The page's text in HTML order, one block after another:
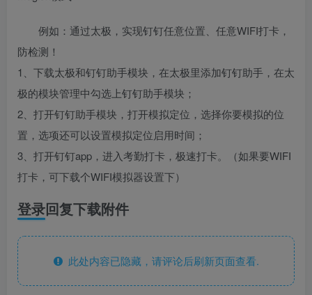
例如：通过太极，实现钉钉任意位置、任意WIFI打卡，
防检测！
1、下载太极和钉钉助手模块，在太极里添加钉钉助手，在太
极的模块管理中勾选上钉钉助手模块；
2、打开钉钉助手模块，打开模拟定位，选择你要模拟的位
置，选项还可以设置模拟定位启用时间；
3、打开钉钉app，进入考勤打卡，极速打卡。（如果要WIFI
打卡，可下载个WIFI模拟器设置下）
登录回复下载附件
此处内容已隐藏，请评论后刷新页面查看.